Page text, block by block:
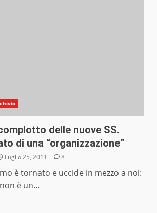
delle nuove SS.
di una “organizzazione”
Luglio 25, 2011 8
è tornato e uccide in mezzo a noi:
è un...